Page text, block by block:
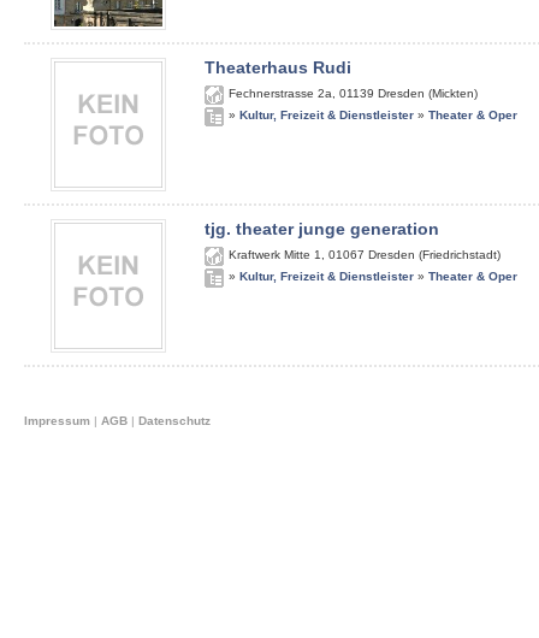
Theaterhaus Rudi
Fechnerstrasse 2a 01139 Dresden (Mickten)
» Kultur, Freizeit & Dienstleister » Theater & Oper
tjg. theater junge generation
Kraftwerk Mitte 1 01067 Dresden (Friedrichstadt)
» Kultur, Freizeit & Dienstleister » Theater & Oper
Impressum | AGB | Datenschutz